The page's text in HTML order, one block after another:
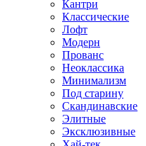
Кантри
Классические
Лофт
Модерн
Прованс
Неоклассика
Минимализм
Под старину
Скандинавские
Элитные
Эксклюзивные